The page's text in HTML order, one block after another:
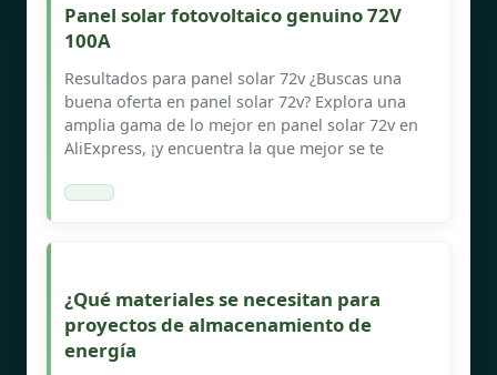
Panel solar fotovoltaico genuino 72V
100A
Resultados para panel solar 72v ¿Buscas una
buena oferta en panel solar 72v? Explora una
amplia gama de lo mejor en panel solar 72v en
AliExpress, ¡y encuentra la que mejor se te
¿Qué materiales se necesitan para
proyectos de almacenamiento de
energía